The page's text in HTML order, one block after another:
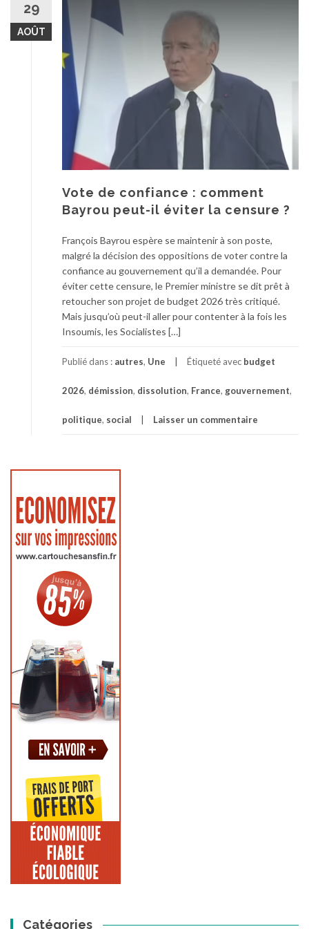
29
AOÛT
Vote de confiance : comment
Bayrou peut-il éviter la censure ?
François Bayrou espère se maintenir à son poste,
malgré la décision des oppositions de voter contre la
confiance au gouvernement qu’il a demandée. Pour
éviter cette censure, le Premier ministre se dit prêt à
retoucher son projet de budget 2026 très critiqué.
Mais jusqu’où peut-il aller pour contenter à la fois les
Insoumis, les Socialistes […]
Publié dans : autres, Une Étiqueté avec budget
2026, démission, dissolution, France, gouvernement,
politique, social Laisser un commentaire
Catégories